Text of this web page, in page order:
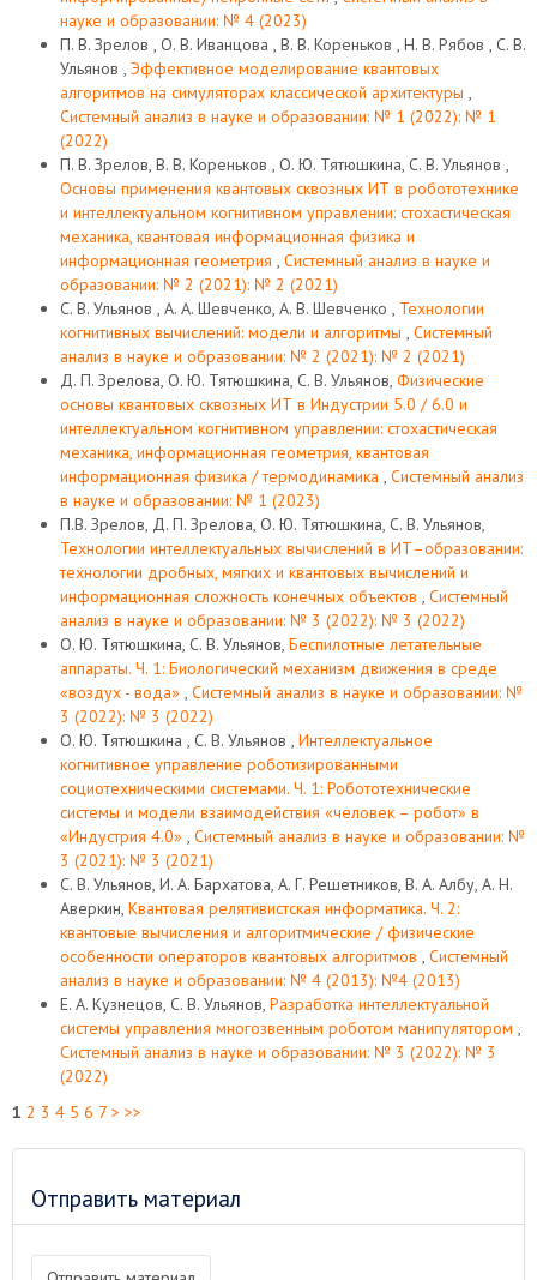
науке и образовании: № 4 (2023)
П. В. Зрелов , О. В. Иванцова , В. В. Кореньков , Н. В. Рябов , С. В.
Ульянов , Эффективное моделирование квантовых
алгоритмов на симуляторах классической архитектуры ,
Системный анализ в науке и образовании: № 1 (2022): № 1
(2022)
П. В. Зрелов, В. В. Кореньков , О. Ю. Тятюшкина, С. В. Ульянов ,
Основы применения квантовых сквозных ИТ в робототехнике
и интеллектуальном когнитивном управлении: стохастическая
механика, квантовая информационная физика и
информационная геометрия , Системный анализ в науке и
образовании: № 2 (2021): № 2 (2021)
С. В. Ульянов , А. А. Шевченко, А. В. Шевченко , Технологии
когнитивных вычислений: модели и алгоритмы , Системный
анализ в науке и образовании: № 2 (2021): № 2 (2021)
Д. П. Зрелова, О. Ю. Тятюшкина, С. В. Ульянов, Физические
основы квантовых сквозных ИТ в Индустрии 5.0 / 6.0 и
интеллектуальном когнитивном управлении: стохастическая
механика, информационная геометрия, квантовая
информационная физика / термодинамика , Системный анализ
в науке и образовании: № 1 (2023)
П.В. Зрелов, Д. П. Зрелова, О. Ю. Тятюшкина, С. В. Ульянов,
Технологии интеллектуальных вычислений в ИТ–образовании:
технологии дробных, мягких и квантовых вычислений и
информационная сложность конечных объектов , Системный
анализ в науке и образовании: № 3 (2022): № 3 (2022)
О. Ю. Тятюшкина, С. В. Ульянов, Беспилотные летательные
аппараты. Ч. 1: Биологический механизм движения в среде
«воздух - вода» , Системный анализ в науке и образовании: №
3 (2022): № 3 (2022)
О. Ю. Тятюшкина , С. В. Ульянов , Интеллектуальное
когнитивное управление роботизированными
социотехническими системами. Ч. 1: Робототехнические
системы и модели взаимодействия «человек – робот» в
«Индустрия 4.0» , Системный анализ в науке и образовании: №
3 (2021): № 3 (2021)
С. В. Ульянов, И. А. Бархатова, А. Г. Решетников, В. А. Албу, А. Н.
Аверкин, Квантовая релятивистская информатика. Ч. 2:
квантовые вычисления и алгоритмические / физические
особенности операторов квантовых алгоритмов , Системный
анализ в науке и образовании: № 4 (2013): №4 (2013)
Е. А. Кузнецов, С. В. Ульянов, Разработка интеллектуальной
системы управления многозвенным роботом манипулятором ,
Системный анализ в науке и образовании: № 3 (2022): № 3
(2022)
1 2 3 4 5 6 7 > >>
Отправить материал